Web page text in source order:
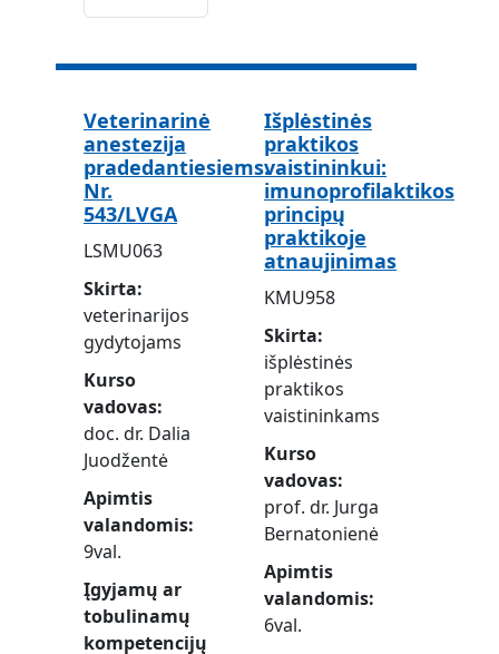
Veterinarinė
anestezija
pradedantiesiems.
Nr.
543/LVGA
LSMU063
Skirta
veterinarijos
gydytojams
Kurso
vadovas
doc. dr. Dalia
Juodžentė
Apimtis
valandomis
9val.
Įgyjamų ar
tobulinamų
kompetencijų
Išplėstinės
praktikos
vaistininkui:
imunoprofilaktikos
principų
praktikoje
atnaujinimas
KMU958
Skirta
išplėstinės
praktikos
vaistininkams
Kurso
vadovas
prof. dr. Jurga
Bernatonienė
Apimtis
valandomis
6val.